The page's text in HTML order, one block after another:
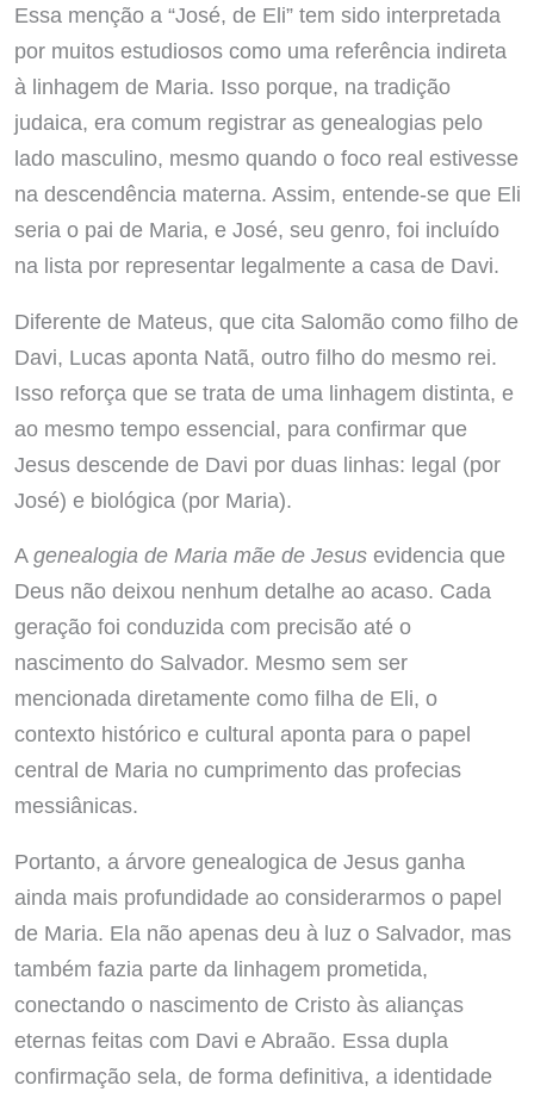
Essa menção a “José, de Eli” tem sido interpretada
por muitos estudiosos como uma referência indireta
à linhagem de Maria. Isso porque, na tradição
judaica, era comum registrar as genealogias pelo
lado masculino, mesmo quando o foco real estivesse
na descendência materna. Assim, entende-se que Eli
seria o pai de Maria, e José, seu genro, foi incluído
na lista por representar legalmente a casa de Davi.
Diferente de Mateus, que cita Salomão como filho de
Davi, Lucas aponta Natã, outro filho do mesmo rei.
Isso reforça que se trata de uma linhagem distinta, e
ao mesmo tempo essencial, para confirmar que
Jesus descende de Davi por duas linhas: legal (por
José) e biológica (por Maria).
Agenealogia de Maria mãe de Jesusevidencia que
Deus não deixou nenhum detalhe ao acaso. Cada
geração foi conduzida com precisão até o
nascimento do Salvador. Mesmo sem ser
mencionada diretamente como filha de Eli, o
contexto histórico e cultural aponta para o papel
central de Maria no cumprimento das profecias
messiânicas.
Portanto, a árvore genealogica de Jesus ganha
ainda mais profundidade ao considerarmos o papel
de Maria. Ela não apenas deu à luz o Salvador, mas
também fazia parte da linhagem prometida,
conectando o nascimento de Cristo às alianças
eternas feitas com Davi e Abraão. Essa dupla
confirmação sela, de forma definitiva, a identidade